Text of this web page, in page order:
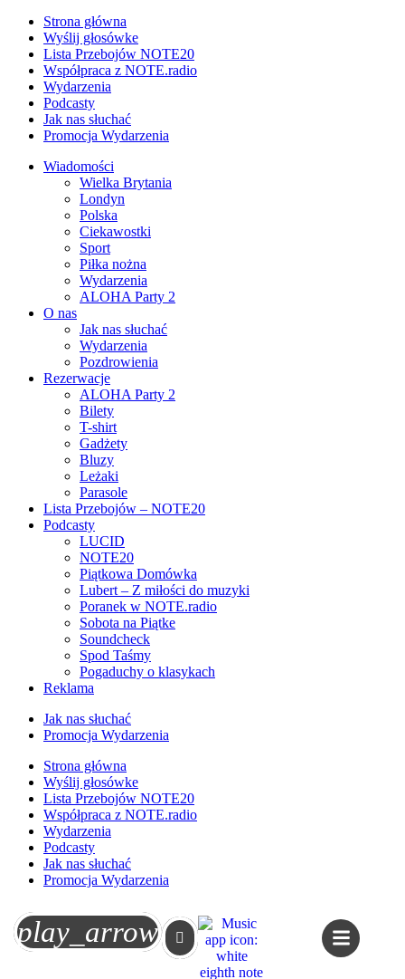
Strona główna
Wyślij głosówke
Lista Przebojów NOTE20
Współpraca z NOTE.radio
Wydarzenia
Podcasty
Jak nas słuchać
Promocja Wydarzenia
Wiadomości
Wielka Brytania
Londyn
Polska
Ciekawostki
Sport
Piłka nożna
Wydarzenia
ALOHA Party 2
O nas
Jak nas słuchać
Wydarzenia
Pozdrowienia
Rezerwacje
ALOHA Party 2
Bilety
T-shirt
Gadżety
Bluzy
Leżaki
Parasole
Lista Przebojów – NOTE20
Podcasty
LUCID
NOTE20
Piątkowa Domówka
Lubert – Z miłości do muzyki
Poranek w NOTE.radio
Sobota na Piątke
Soundcheck
Spod Taśmy
Pogaduchy o klasykach
Reklama
Jak nas słuchać
Promocja Wydarzenia
Strona główna
Wyślij głosówke
Lista Przebojów NOTE20
Współpraca z NOTE.radio
Wydarzenia
Podcasty
Jak nas słuchać
Promocja Wydarzenia
play_arrow